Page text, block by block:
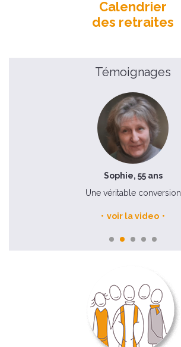
Calendrier
des retraites
Témoignages
Sophie, 55 ans
Une véritable conversion
voir la video